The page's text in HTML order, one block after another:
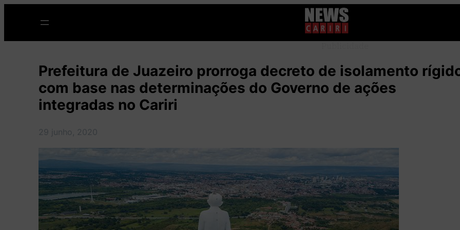
o
Prefeitura de Juazeiro prorroga decreto de isolamento
com base nas determinações do Governo de ações
integradas no Cariri
29 junho, 2020